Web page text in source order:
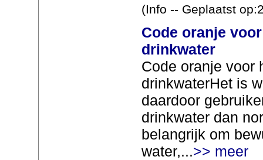
(Info -- Geplaatst
Code oranje
drinkwater
Code oranje voor
drinkwaterHet is
daardoor
drinkwater dan
belangrijk om
water,...>> meer